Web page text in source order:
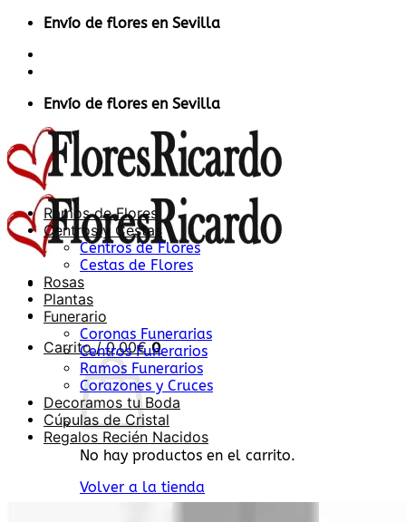
Saltar
contenido
Envío de flores en Sevilla
Envío de flores en Sevilla
Carrito /0,00€ 0
No hay productos en el carrito.
Volver a la tienda
Ramos de Flores
Centros y Cestas
Centros de Flores
Cestas de Flores
Rosas
Plantas
Funerario
Coronas Funerarias
Centros Funerarios
Ramos Funerarios
Corazones y Cruces
Decoramos tu Boda
Cúpulas de Cristal
Regalos Recién Nacidos